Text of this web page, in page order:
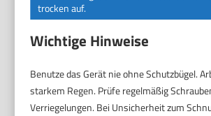
trocken auf.
Wichtige Hinweise
Benutze das Gerät nie ohne Schutzbügel.
starkem Regen. Prüfe regelmäßig
Verriegelungen. Bei Unsicherheit zum